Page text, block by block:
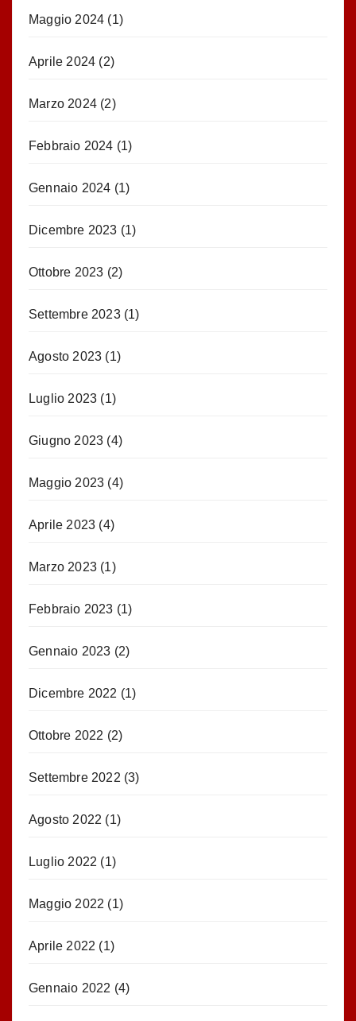
Maggio 2024 (1)
Aprile 2024 (2)
Marzo 2024 (2)
Febbraio 2024 (1)
Gennaio 2024 (1)
Dicembre 2023 (1)
Ottobre 2023 (2)
Settembre 2023(1)
Agosto 2023 (1)
Luglio 2023 (1)
Giugno 2023 (4)
Maggio 2023 (4)
Aprile 2023 (4)
Marzo 2023 (1)
Febbraio 2023 (1)
Gennaio 2023 (2)
Dicembre 2022 (1)
Ottobre 2022 (2)
Settembre 2022 (3)
Agosto 2022 (1)
Luglio 2022 (1)
Maggio 2022 (1)
Aprile 2022 (1)
Gennaio 2022 (4)